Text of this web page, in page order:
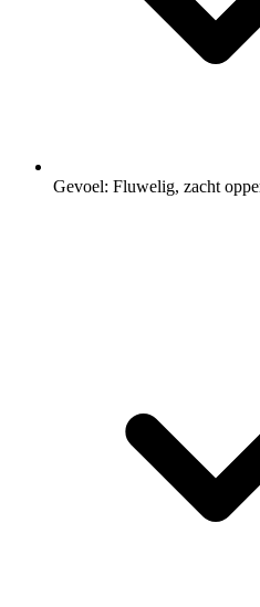
Gevoel: Fluwelig, zacht